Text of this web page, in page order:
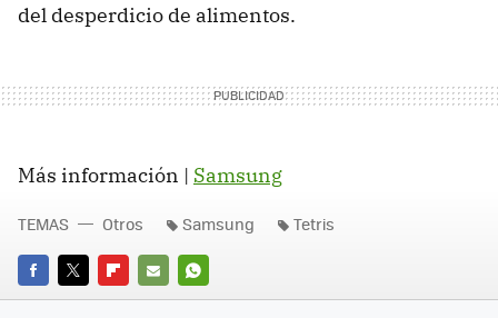
del desperdicio de alimentos.
Más información | Samsung
FACEBOOK
TWITTERFLIPBOARD
E-
WHATSAPP
TEMAS Otros Samsung Tetris